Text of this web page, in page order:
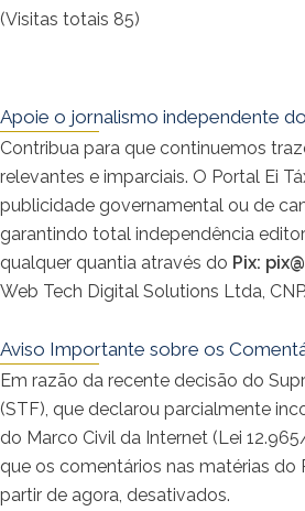
(Visitas totais 85)
Apoie o jornalismo independente
Contribua para que continuemos
relevantes e imparciais. O Portal Ei
publicidade governamental ou de
garantindo total independência
qualquer quantia através do Pix:
Web Tech Digital Solutions Ltda,
Aviso Importante sobre os
Em razão da recente decisão do
(STF), que declarou parcialmente
do Marco Civil da Internet (Lei
que os comentários nas matérias do
partir de agora, desativados.